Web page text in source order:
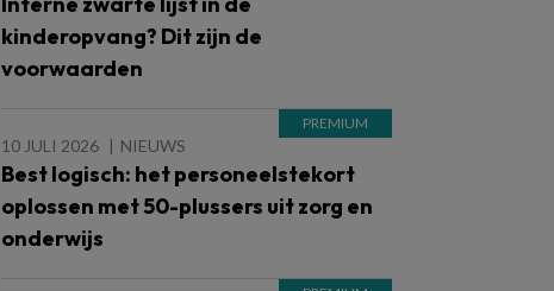
kinderopvang? Dit zijn de
voorwaarden
10 JULI 2026 NIEUWS
Best logisch: het personeelstekort
oplossen met 50-plussers uit zorg en
onderwijs